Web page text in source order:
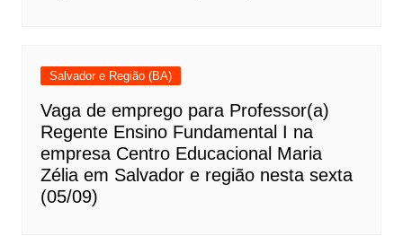
Salvador e Região (BA)
Vaga de emprego para Professor(a)
Regente Ensino Fundamental I na
empresa Centro Educacional Maria
Zélia em Salvador e região nesta sexta
(05/09)